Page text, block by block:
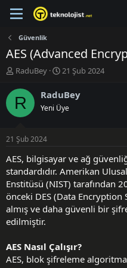
Güvenlik
AES (Advanced
K
n
u
B
a
ş
a
t
a
n
RaduBey
B
ş
a
ç
t
a
r
i
h
21 Şub 2024
R RaduBey
Yeni Üye
21 Şub 2024
AES, bilgisayar ve ağ
standardıdır. Amerikan
Enstitüsü (NIST) tarafından
önceki DES (Data Encryption
almış ve daha güvenli bir
edilmiştir.
AES Nasıl Çalışır?
AES, blok şifreleme